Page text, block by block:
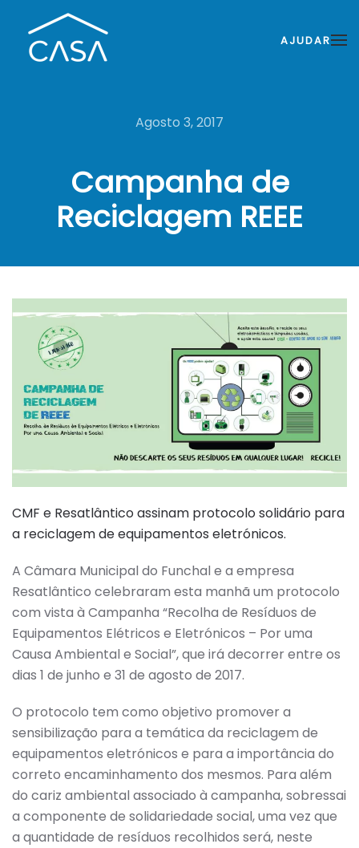
AJUDAR
Agosto 3, 2017
Campanha de
Reciclagem REEE
CMF e Resatlântico assinam protocolo solidário para
a reciclagem de equipamentos eletrónicos.
A Câmara Municipal do Funchal e a empresa
Resatlântico celebraram esta manhã um protocolo
com vista à Campanha “Recolha de Resíduos de
Equipamentos Elétricos e Eletrónicos – Por uma
Causa Ambiental e Social”, que irá decorrer entre os
dias 1 de junho e 31 de agosto de 2017.
O protocolo tem como objetivo promover a
sensibilização para a temática da reciclagem de
equipamentos eletrónicos e para a importância do
correto encaminhamento dos mesmos. Para além
do cariz ambiental associado à campanha, sobressai
a componente de solidariedade social, uma vez que
a quantidade de resíduos recolhidos será, neste